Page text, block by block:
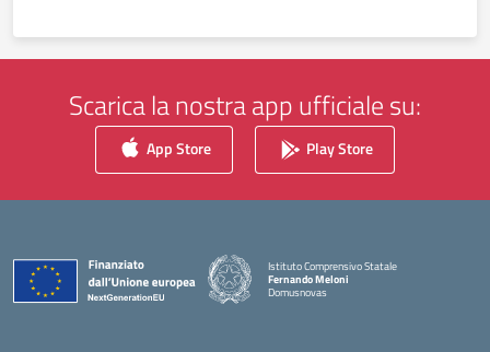
Scarica la nostra app ufficiale su:
App Store Play Store
Istituto Comprensivo Statale
Fernando Meloni
Domusnovas